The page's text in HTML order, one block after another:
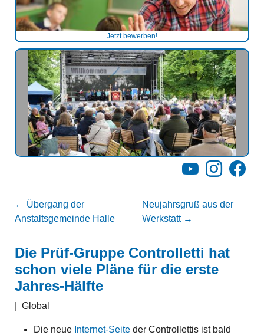
Jetzt bewerben!
YouTubeInstagram
← Übergang der
Anstaltsgemeinde Halle
Neujahrsgruß aus der
Werkstatt →
Die Prüf-Gruppe Controlletti hat
schon viele Pläne für die erste
Jahres-Hälfte
Global
Die neue Internet-Seite der Controllettis ist bald